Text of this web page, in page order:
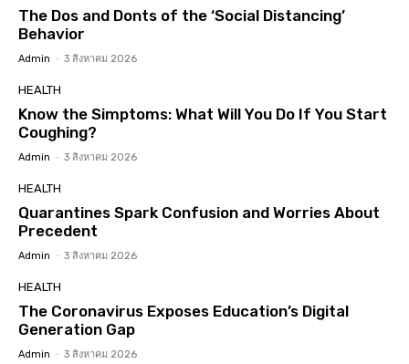
The Dos and Donts of the ‘Social Distancing’
Behavior
Admin - 3 สิงหาคม 2026
HEALTH
Know the Simptoms: What Will You Do If You Start
Coughing?
Admin - 3 สิงหาคม 2026
HEALTH
Quarantines Spark Confusion and Worries About
Precedent
Admin - 3 สิงหาคม 2026
HEALTH
The Coronavirus Exposes Education’s Digital
Generation Gap
Admin - 3 สิงหาคม 2026